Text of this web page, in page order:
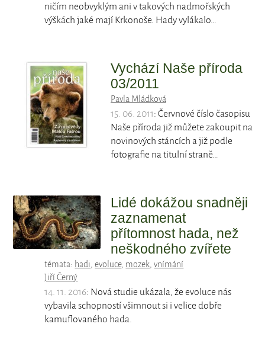
ničím neobvyklým ani v takových nadmořských
výškách jaké mají Krkonoše. Hady vylákalo…
Vychází Naše příroda
03/2011
Pavla Mládková
15. 06. 2011: Červnové číslo časopisu
Naše příroda již můžete zakoupit na
novinových stáncích a již podle
fotografie na titulní straně…
Lidé dokážou snadněji
zaznamenat
přítomnost hada, než
neškodného zvířete
témata: hadi,evoluce, mozek,vnímání
Jiří Černý
14. 11. 2016: Nová studie ukázala, že evoluce nás
vybavila schopností všimnout si i velice dobře
kamuflovaného hada.